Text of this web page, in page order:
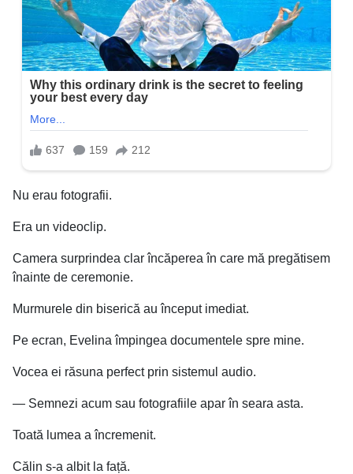
Nu erau fotografii.
Era un videoclip.
Camera surprindea clar încăperea în care mă pregătisem
înainte de ceremonie.
Murmurele din biserică au început imediat.
Pe ecran, Evelina împingea documentele spre mine.
Vocea ei răsuna perfect prin sistemul audio.
— Semnezi acum sau fotografiile apar în seara asta.
Toată lumea a încremenit.
Călin s-a albit la față.